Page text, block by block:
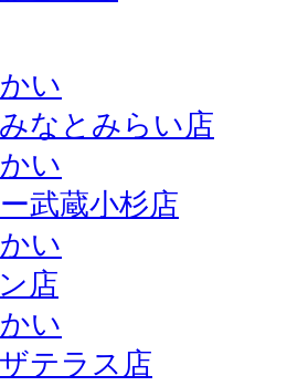
い
なとみらい店
い
武蔵小杉店
い
店
い
テラス店